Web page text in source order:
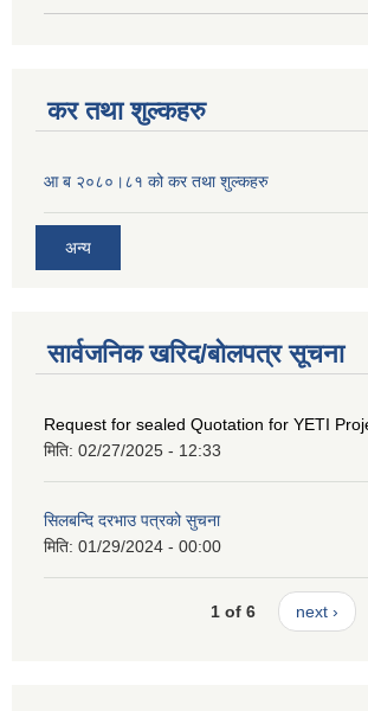
कर तथा शुल्कहरु
आ ब २०८०।८१ को कर तथा शुल्कहरु
अन्य
सार्वजनिक खरिद/बोलपत्र सूचना
Request for sealed Quotation for YETI
मिति: 02/27/2025 - 12:33
सिलबन्दि दरभाउ पत्रको सुचना
मिति: 01/29/2024 - 00:00
1 of 6 next ›